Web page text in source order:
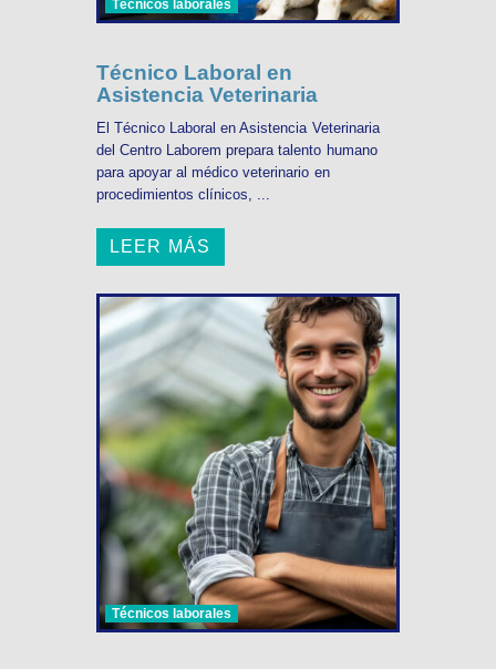
Técnicos laborales
Técnico Laboral en
Asistencia Veterinaria
El Técnico Laboral en Asistencia Veterinaria
del Centro Laborem prepara talento humano
para apoyar al médico veterinario en
procedimientos clínicos, ...
LEER MÁS
Técnicos laborales